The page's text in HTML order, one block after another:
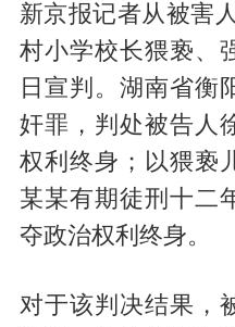
新京报记者从被害
村小学校长猥亵、
日宣判。湖南省衡
奸罪，判处被告人
权利终身；以猥亵
某某有期徒刑十二
夺政治权利终身。
对于该判决结果，